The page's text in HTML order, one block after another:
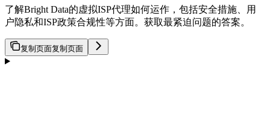
了解Bright Data的虚拟ISP代理如何运作，包括安全措施、用
户隐私和ISP政策合规性等方面。获取最紧迫问题的答案。
复制页面复制页面